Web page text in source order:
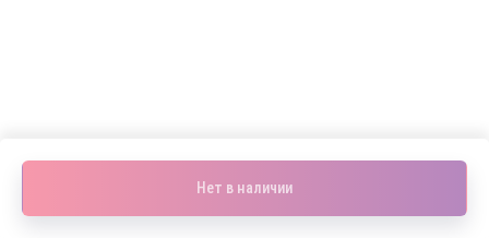
Нет в наличии